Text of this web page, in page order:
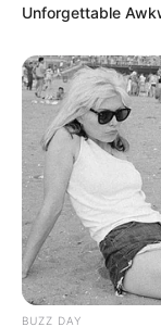
joghatóság
a magyar
előírásokat –
ben éppen az
szigorították.
Unforgettable
BUZZ DAY